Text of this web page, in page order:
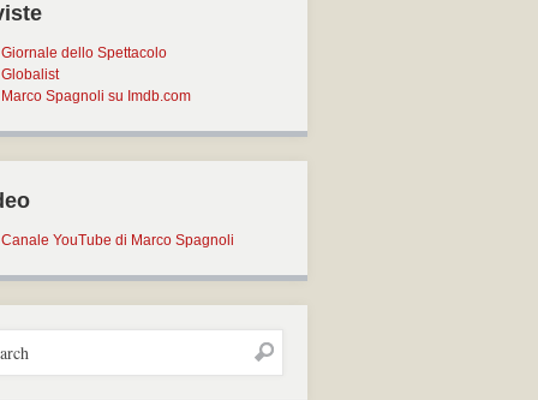
Giornale dello Spettacolo
Globalist
Marco Spagnoli su Imdb.com
Canale YouTube di Marco Spagnoli